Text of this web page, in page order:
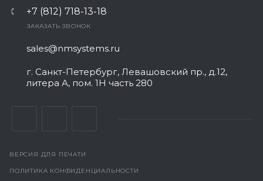
+7 (812) 718-13-18
ЗАКАЗАТЬ ЗВОНОК
sales@nmsystems.ru
г. Санкт-Петербург, Левашовский пр., д.12,
литера А, пом. 1Н часть 280
ВЕРСИЯ ДЛЯ ПЕЧАТИ
ПОЛИТИКА КОНФИДЕНЦИАЛЬНОСТИ